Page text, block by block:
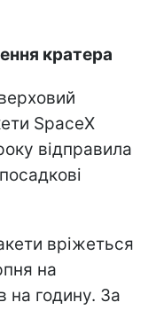
кратера
SpaceX
відправила
вріжеться
на
на годину. За